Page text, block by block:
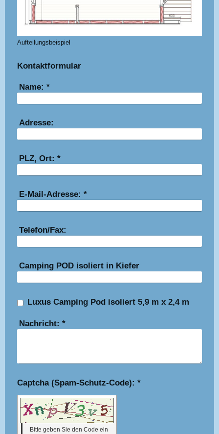
Aufteilungsbeispiel
Kontaktformular
Name: *
Adresse:
PLZ, Ort: *
E-Mail-Adresse: *
Telefon/Fax:
Camping POD isoliert in Kiefer
Luxus Camping Pod isoliert 5,9 m x 2,4 m
Nachricht: *
Captcha (Spam-Schutz-Code): *
Bitte geben Sie den Code ein